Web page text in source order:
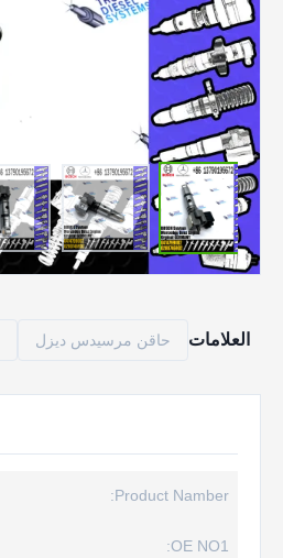
العلامات حاقن مرسيدس ديزل
Product Namber:
OE NO1: